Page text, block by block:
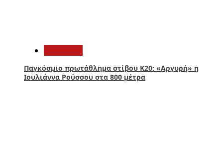
Παγκόσμιο πρωτάθλημα στίβου Κ20: «Αργυρή» η
Ιουλιάννα Ρούσσου στα 800 μέτρα